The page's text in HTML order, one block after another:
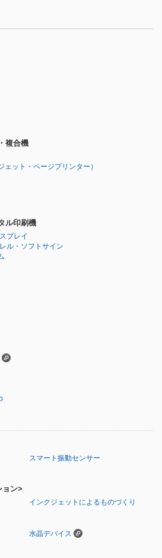
複合機
ェット・ページプリンター）
ル印刷機
プレイ
ル・ソフトサイン
スマート振動センサー
ョン>
インクジェットによるものづくり
水晶デバイス